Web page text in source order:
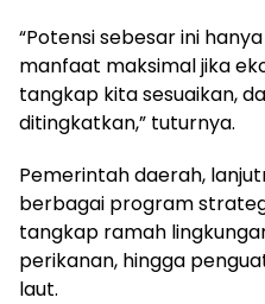
“Potensi sebesar ini
manfaat maksimal jika
tangkap kita sesuaikan,
ditingkatkan,” tuturnya.
Pemerintah daerah,
berbagai program
tangkap ramah
perikanan, hingga
laut.